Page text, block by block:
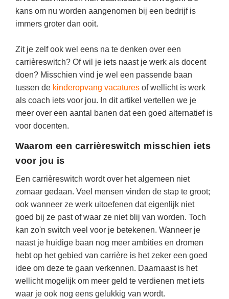
Den Haag(40)
Dordrecht
Zoetermeer(18)
Eindhoven (17)
Haarlem(16)
Alkmaar(16)
Klassieke Talen
Letterkunde
Levensbeschouwing
Maatschappijleer
Muziek
Natuurkunde
Nederlands
Rekenen / Wiskunde
Scheikunde
Sociale vaardigheden
Spaans
Studievaardigheden
Techniek
Topografie
Verkeer
Verzorging
Meesterbaan onderwijsvacatures
LEERMETHODEN
Biologie
Examentraining
Geschiedenis
Media
Nederlands
Rekenen
Sociale vaardigheden
Studievaardigheden
Taalvaardigheden
LESMATERIAAL
Beeldende Vorming
Biologie
kans om nu worden aangenomen bij een bedrijf is
immers groter dan ooit.
Zit je zelf ook wel eens na te denken over een
carrièreswitch? Of wil je iets naast je werk als docent
doen? Misschien vind je wel een passende baan
tussen de kinderopvang vacatures of wellicht is werk
als coach iets voor jou. In dit artikel vertellen we je
meer over een aantal banen dat een goed alternatief is
voor docenten.
Waarom een carrièreswitch misschien iets
voor jou is
Een carrièreswitch wordt over het algemeen niet
zomaar gedaan. Veel mensen vinden de stap te groot;
ook wanneer ze werk uitoefenen dat eigenlijk niet
goed bij ze past of waar ze niet blij van worden. Toch
kan zo'n switch veel voor je betekenen. Wanneer je
naast je huidige baan nog meer ambities en dromen
hebt op het gebied van carrière is het zeker een goed
idee om deze te gaan verkennen. Daarnaast is het
wellicht mogelijk om meer geld te verdienen met iets
waar je ook nog eens gelukkig van wordt.